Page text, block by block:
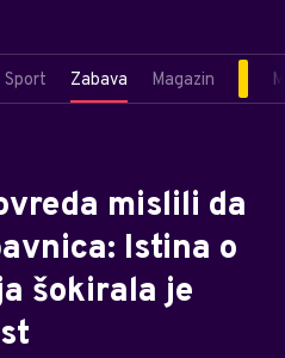
Sport Zabava Magazin
mislili da
Istina o
šokirala je